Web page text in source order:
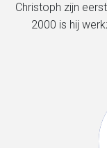
Christoph zijn
2000 is hij